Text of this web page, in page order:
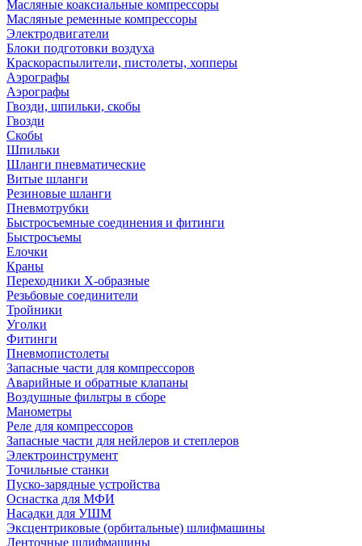
Масляные коаксиальные компрессоры
Масляные ременные компрессоры
Электродвигатели
Блоки подготовки воздуха
Краскораспылители, пистолеты, хопперы
Аэрографы
Аэрографы
Гвозди, шпильки, скобы
Гвозди
Скобы
Шпильки
Шланги пневматические
Витые шланги
Резиновые шланги
Пневмотрубки
Быстросъемные соединения и фитинги
Быстросъемы
Елочки
Краны
Переходники Х-образные
Резьбовые соединители
Тройники
Уголки
Фитинги
Пневмопистолеты
Запасные части для компрессоров
Аварийные и обратные клапаны
Воздушные фильтры в сборе
Манометры
Реле для компрессоров
Запасные части для нейлеров и степлеров
Электроинструмент
Точильные станки
Пуско-зарядные устройства
Оснастка для МФИ
Насадки для УШМ
Эксцентриковые (орбитальные) шлифмашины
Ленточные шлифмашины